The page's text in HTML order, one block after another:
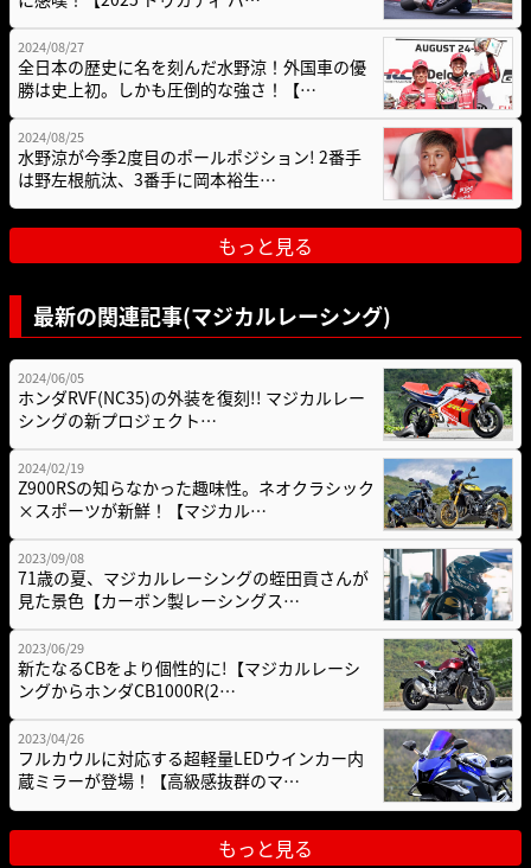
2024/08/27
全日本の歴史に名を刻んだ水野涼！外国車の優
勝は史上初。しかも圧倒的な強さ！【…
2024/08/25
水野涼が今季2度目のポールポジション! 2番手
は野左根航汰、3番手に岡本裕生…
もっと見る
最新の関連記事(マジカルレーシング)
2024/06/05
ホンダRVF(NC35)の外装を復刻!! マジカルレー
シングの新プロジェクト…
2024/02/19
Z900RSの知らなかった趣味性。ネオクラシック
×スポーツが新鮮！【マジカル…
2023/09/08
71歳の夏、マジカルレーシングの蛭田貢さんが
見た景色【カーボン製レーシングス…
2023/06/29
新たなるCBをより個性的に!【マジカルレーシ
ングからホンダCB1000R(2…
2023/04/26
フルカウルに対応する超軽量LEDウインカー内
蔵ミラーが登場！【高級感抜群のマ…
もっと見る